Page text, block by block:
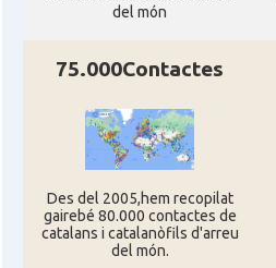
del món
75.000Contactes
Des del 2005,hem recopilat
gairebé 80.000 contactes de
catalans i catalanòfils d'arreu
del món.